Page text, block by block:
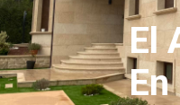
El
En